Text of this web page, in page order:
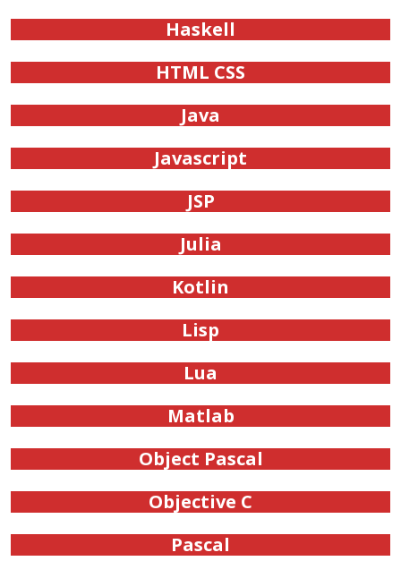
Haskell
HTML CSS
Java
Javascript
JSP
Julia
Kotlin
Lisp
Lua
Matlab
Object Pascal
Objective C
Pascal